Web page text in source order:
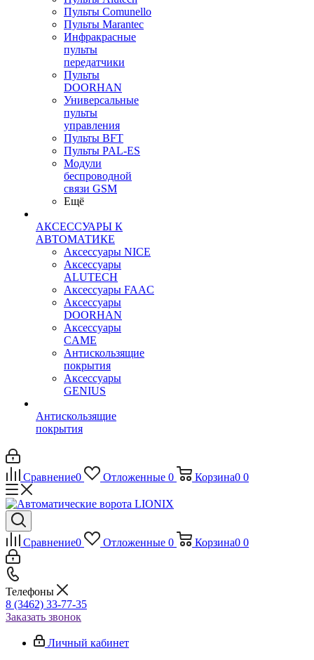
Пульты Сomunello
Пульты Marantec
Инфракрасные
пульты
передатчики
Пульты
DOORHAN
Универсальные
пульты
управления
Пульты BFT
Пульты PAL-ES
Модули
беспроводной
связи GSM
Ещё
АКСЕССУАРЫ К
АВТОМАТИКЕ
Аксессуары NICE
Аксессуары
ALUTECH
Аксессуары FAAC
Аксессуары
DOORHAN
Аксессуары
CAME
Антискользящие
покрытия
Аксессуары
GENIUS
Антискользящие
покрытия
Сравнение0 Отложенные 0 Корзина0 0
Сравнение0 Отложенные 0 Корзина0 0
Телефоны
8 (3462) 33-77-35
Заказать звонок
Личный кабинет